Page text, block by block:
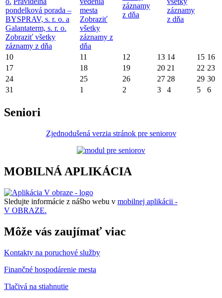
pondelková porada –
BYSPRAV, s. r. o. a
Galantaterm, s. r. o.
Zobraziť všetky
záznamy z dňa
mesta
Zobraziť
všetky
záznamy z
dňa
záznamy
z dňa
záznamy
z dňa
10 11 12 13 14 15 16
17
18 19 20 21 22 23
24
25 26 27 28 29 30
31
1 2 3 4 5 6
Seniori
Zjednodušená verzia stránok pre seniorov
MOBILNÁ APLIKÁCIA
Sledujte informácie z nášho webu v mobilnej aplikácii -
V OBRAZE.
Môže vás zaujímať viac
Kontakty na poruchové služby
Finančné hospodárenie mesta
Tlačivá na stiahnutie